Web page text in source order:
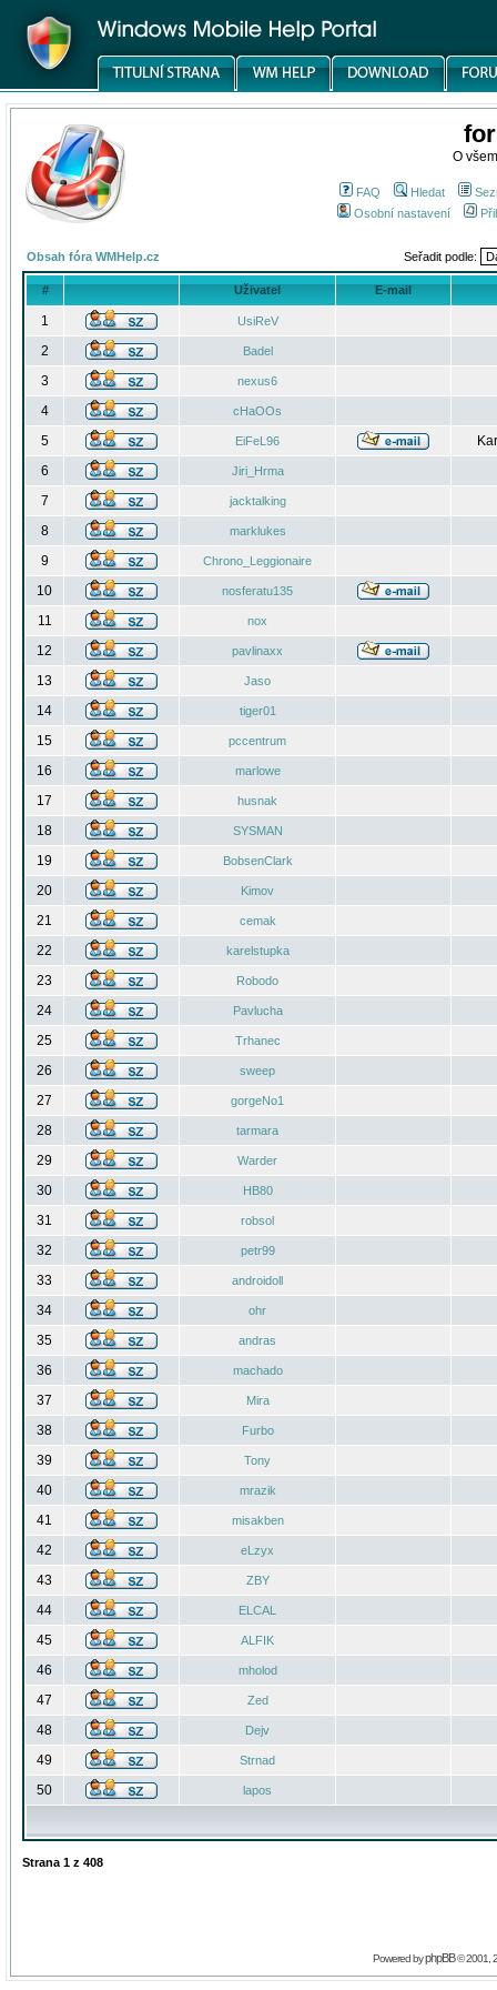
O
FAQ Hledat
Osobní nastavení
Obsah fóra WMHelp.cz Seřadit podle:
# Uživatel E-mail
1 UsiReV
2 Badel
3 nexus6
4 cHaOOs
5 EiFeL96
6
Jiri_Hrma
7 jacktalking
8 marklukes
9 Chrono_Leggionaire
10 nosferatu135
11 nox
12 pavlinaxx
13 Jaso
14 tiger01
15 pccentrum
16 marlowe
17 husnak
18 SYSMAN
19 BobsenClark
20 Kimov
21 cemak
22 karelstupka
23 Robodo
24 Pavlucha
25 Trhanec
26 sweep
27 gorgeNo1
28 tarmara
29 Warder
30 HB80
31 robsol
32 petr99
33 androidoll
34 ohr
35 andras
36 machado
37 Mira
38 Furbo
39 Tony
40 mrazik
41 misakben
42 eLzyx
43 ZBY
44 ELCAL
45 ALFIK
46 mholod
47 Zed
48 Dejv
49 Strnad
50 lapos
Strana 1 z 408
Powered byphpBB© 2001,